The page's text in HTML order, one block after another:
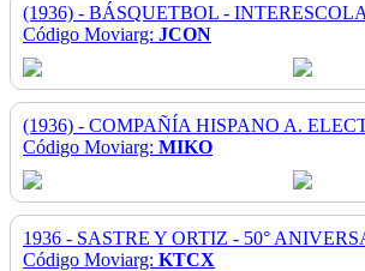
(1936) - BÁSQUETBOL -
Código Moviarg: JCON
(1936) - COMPAÑÍA HISPANO A.
Código Moviarg: MIKO
1936 - SASTRE Y ORTIZ - 50°
Código Moviarg: KTCX